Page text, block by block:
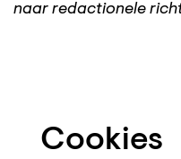
naar redactionele
Cookies